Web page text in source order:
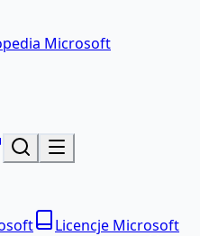
Microsoft
Licencje Microsoft